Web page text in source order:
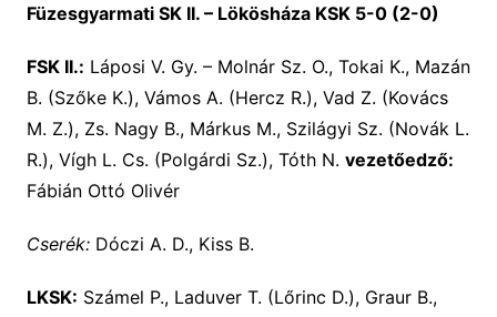
Füzesgyarmati SK II. – Lökösháza KSK 5-0 (2-0)
FSK II.: Láposi V. Gy. – Molnár Sz. O., Tokai K., Mazán
B. (Szőke K.), Vámos A. (Hercz R.), Vad Z. (Kovács
M. Z.), Zs. Nagy B., Márkus M., Szilágyi Sz. (Novák L.
R.), Vígh L. Cs. (Polgárdi Sz.), Tóth N. vezetőedző:
Fábián Ottó Olivér
Cserék:Dóczi A. D., Kiss B.
LKSK: Számel P., Laduver T. (Lőrinc D.), Graur B.,